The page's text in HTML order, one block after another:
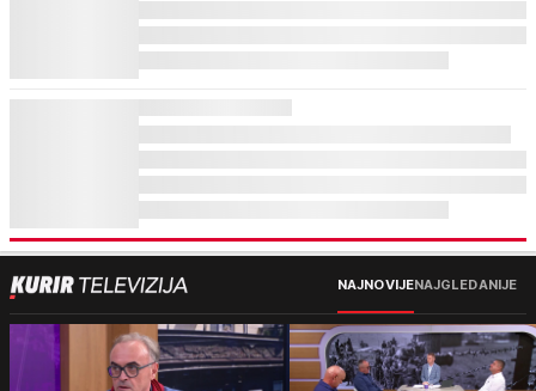
NAJNOVIJENAJGLEDANIJE